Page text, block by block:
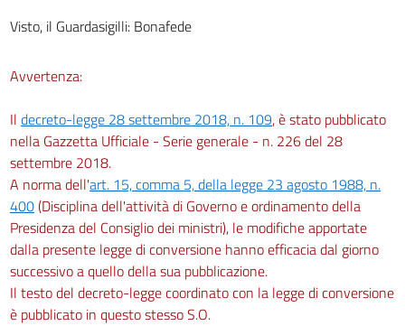
Visto, il Guardasigilli: Bonafede
Avvertenza:
Il decreto-legge 28 settembre 2018, n. 109, è stato pubblicato
nella Gazzetta Ufficiale - Serie generale - n. 226 del 28
settembre 2018.
A norma dell'art. 15, comma 5, della legge 23 agosto 1988, n.
400(Disciplina dell'attività di Governo e ordinamento della
Presidenza del Consiglio dei ministri), le modifiche apportate
dalla presente legge di conversione hanno efficacia dal giorno
successivo a quello della sua pubblicazione.
Il testo del decreto-legge coordinato con la legge di conversione
è pubblicato in questo stesso S.O.